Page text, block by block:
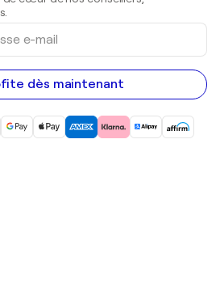
dès maintenant